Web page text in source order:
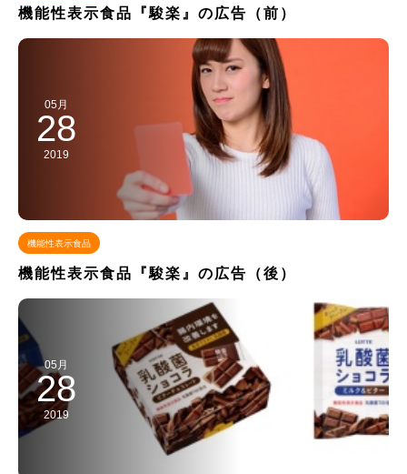
機能性表示食品『駿楽』の広告（前）
05月
28
2019
機能性表示食品
機能性表示食品『駿楽』の広告（後）
05月
28
2019